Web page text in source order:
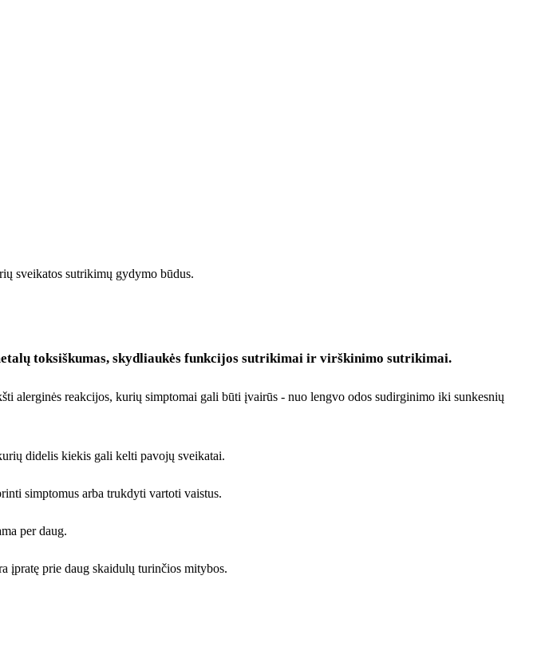
sveikatos sutrikimų gydymo būdus.
toksiškumas, skydliaukės funkcijos sutrikimai ir virškinimo sutrikimai.
alerginės reakcijos, kurių simptomai gali būti įvairūs - nuo lengvo odos sudirginimo iki sunkesnių
didelis kiekis gali kelti pavojų sveikatai.
simptomus arba trukdyti vartoti vaistus.
per daug.
įpratę prie daug skaidulų turinčios mitybos.